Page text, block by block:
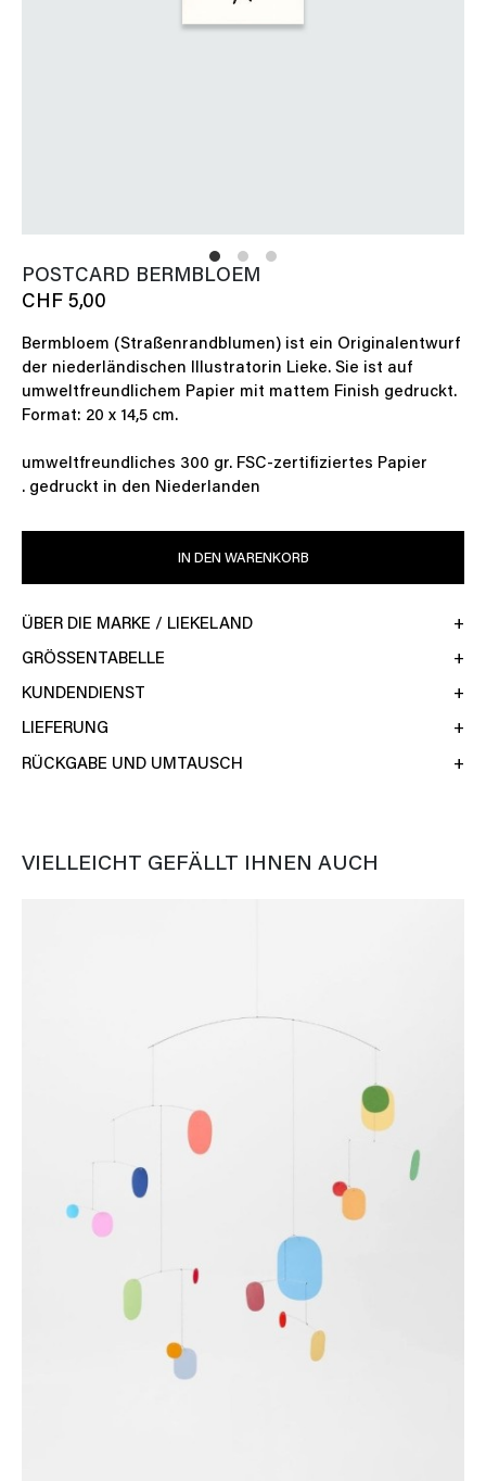
POSTCARD BERMBLOEM
CHF 5,00
Bermbloem (Straßenrandblumen) ist ein Originalentwurf
der niederländischen Illustratorin Lieke. Sie ist auf
umweltfreundlichem Papier mit mattem Finish gedruckt.
Format: 20 x 14,5 cm.
umweltfreundliches 300 gr. FSC-zertifiziertes Papier
. gedruckt in den Niederlanden
IN DEN WARENKORB
ÜBER DIE MARKE / LIEKELAND
GRÖSSENTABELLE
KUNDENDIENST
LIEFERUNG
RÜCKGABE UND UMTAUSCH
VIELLEICHT GEFÄLLT IHNEN AUCH